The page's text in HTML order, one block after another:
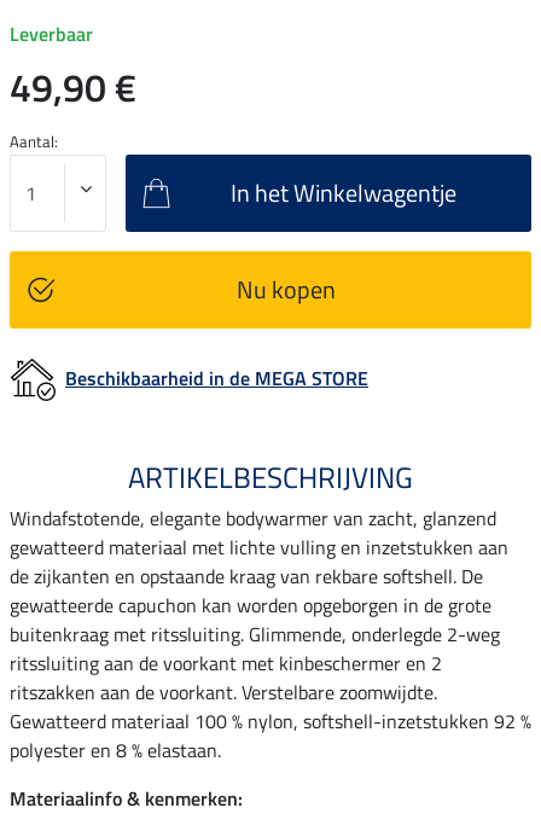
Leverbaar
49,90 €
Aantal:
In het Winkelwagentje
Nu kopen
Beschikbaarheid in de MEGA STORE
ARTIKELBESCHRIJVING
Windafstotende, elegante bodywarmer van zacht, glanzend
gewatteerd materiaal met lichte vulling en inzetstukken aan
de zijkanten en opstaande kraag van rekbare softshell. De
gewatteerde capuchon kan worden opgeborgen in de grote
buitenkraag met ritssluiting. Glimmende, onderlegde 2-weg
ritssluiting aan de voorkant met kinbeschermer en 2
ritszakken aan de voorkant. Verstelbare zoomwijdte.
Gewatteerd materiaal 100 % nylon, softshell-inzetstukken 92 %
polyester en 8 % elastaan.
Materiaalinfo & kenmerken: